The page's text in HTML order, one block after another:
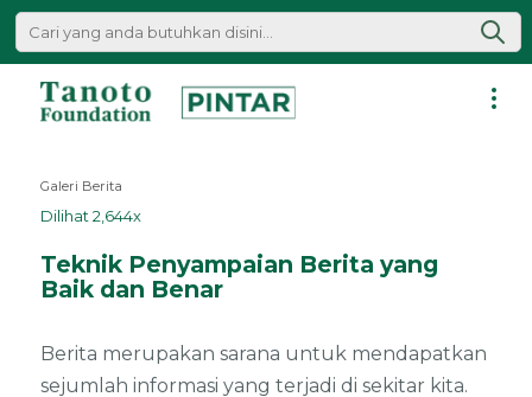
Lewati
|
Tanoto
Galeri Berita
Dilihat 2,644x
Teknik Penyampaian Berita yang
Baik dan Benar
Berita merupakan sarana untuk mendapatkan
sejumlah informasi yang terjadi di sekitar kita.